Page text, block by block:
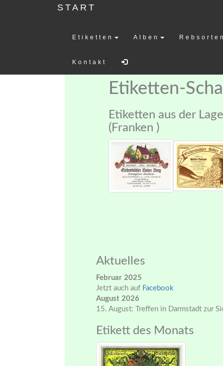
START
Etiketten Alben
Kontakt
Etiketten-
Etiketten aus der
(Franken )
Aktuelles
Februar 2025
Jetzt auch auf Facebook
August 2026
15. August: Treffen in Darmstadt zur
Etikett des Monats